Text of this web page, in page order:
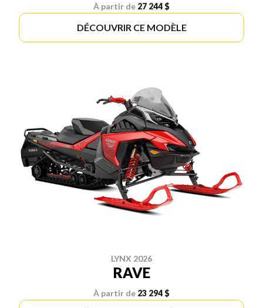
À partir de 27 244 $
DÉCOUVRIR CE MODÈLE
LYNX 2026
RAVE
À partir de 23 294 $